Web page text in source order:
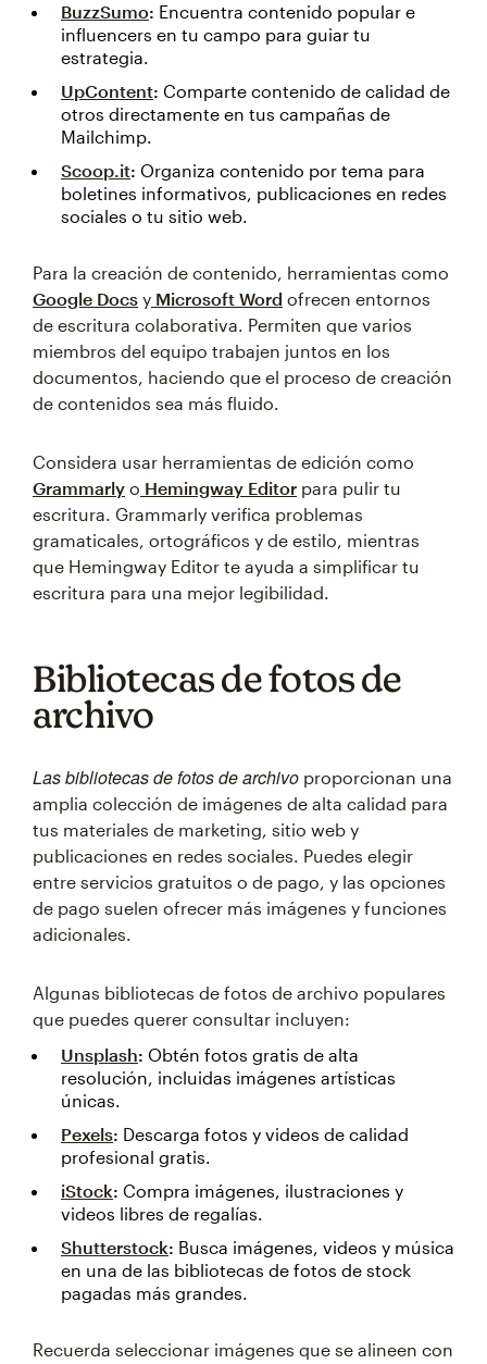
BuzzSumo: Encuentra contenido popular e
influencers en tu campo para guiar tu
estrategia.
UpContent: Comparte contenido de calidad de
otros directamente en tus campañas de
Mailchimp.
Scoop.it: Organiza contenido por tema para
boletines informativos, publicaciones en redes
sociales o tu sitio web.
Para la creación de contenido, herramientas como
Google Docs y Microsoft Word ofrecen entornos
de escritura colaborativa. Permiten que varios
miembros del equipo trabajen juntos en los
documentos, haciendo que el proceso de creación
de contenidos sea más fluido.
Considera usar herramientas de edición como
Grammarly o Hemingway Editor para pulir tu
escritura. Grammarly verifica problemas
gramaticales, ortográficos y de estilo, mientras
que Hemingway Editor te ayuda a simplificar tu
escritura para una mejor legibilidad.
Bibliotecas de fotos de
archivo
Las bibliotecas de fotos de archivo proporcionan una
amplia colección de imágenes de alta calidad para
tus materiales de marketing, sitio web y
publicaciones en redes sociales. Puedes elegir
entre servicios gratuitos o de pago, y las opciones
de pago suelen ofrecer más imágenes y funciones
adicionales.
Algunas bibliotecas de fotos de archivo populares
que puedes querer consultar incluyen:
Unsplash: Obtén fotos gratis de alta
resolución, incluidas imágenes artísticas
únicas.
Pexels: Descarga fotos y videos de calidad
profesional gratis.
iStock: Compra imágenes, ilustraciones y
videos libres de regalías.
Shutterstock: Busca imágenes, videos y música
en una de las bibliotecas de fotos de stock
pagadas más grandes.
Recuerda seleccionar imágenes que se alineen con